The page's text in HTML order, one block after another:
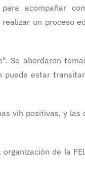
acompañar
un proceso
Se abordaron
puede estar
vih positivas, y las
de la